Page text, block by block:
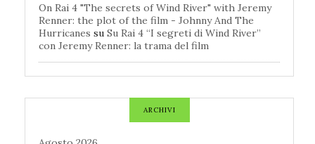
On Rai 4 "The secrets of Wind River" with Jeremy
Renner: the plot of the film - Johnny And The
Hurricanes su Su Rai 4 “I segreti di Wind River”
con Jeremy Renner: la trama del film
ARCHIVI